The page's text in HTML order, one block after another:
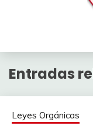
Entradas
Leyes Orgánicas